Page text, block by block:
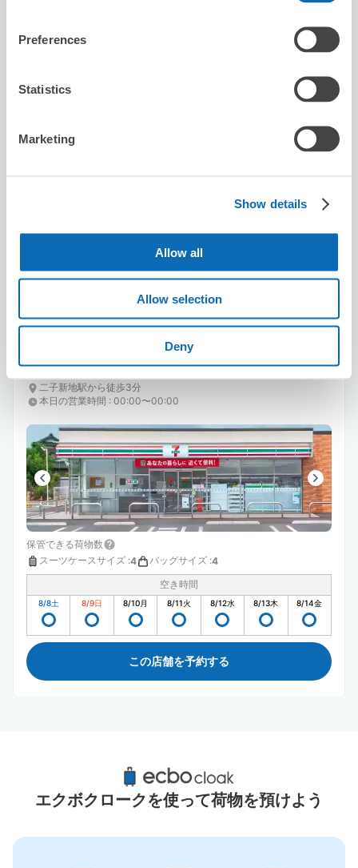
Preferences
Statistics
Marketing
Show details
Allow all
Allow selection
Deny
本日の営業時間
8/8土 8/9日 8/10月 8/11火 8/12水 8/13木 8/14金
この店舗を予約する
セブン－イレブン二子新地
二子新地駅から徒歩3分
本日の営業時間 : 00:00〜00:00
保管できる荷物数
スーツケースサイズ :4 バッグサイズ :4
空き時間
8/8土 8/9日 8/10月 8/11火 8/12水 8/13木 8/14金
この店舗を予約する
登戸駅周辺のおすすめコインロッカー
4件
エクボクロークを使って荷物を預けよう